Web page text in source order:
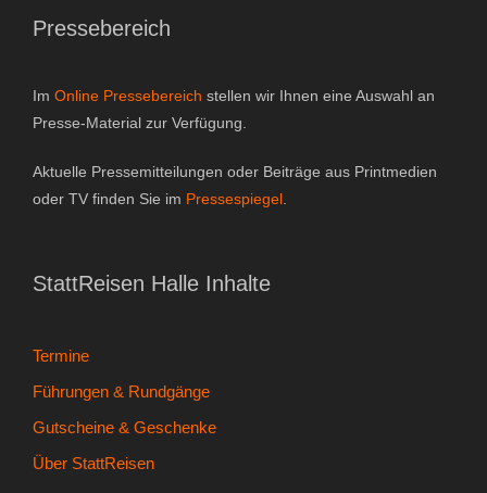
Gutscheine & Geschenke
- Gutschein
- Bücher
- StattReisen Verband
Pressebereich
Im Online Pressebereich stellen wir Ihnen eine Auswahl an
Presse-Material zur Verfügung.
Aktuelle Pressemitteilungen oder Beiträge aus Printmedien
oder TV finden Sie im Pressespiegel.
StattReisen Halle Inhalte
Termine
Führungen & Rundgänge
Gutscheine & Geschenke
Über StattReisen